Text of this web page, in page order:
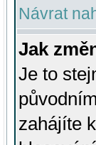
Návrat
Jak
Je to
zahájíte